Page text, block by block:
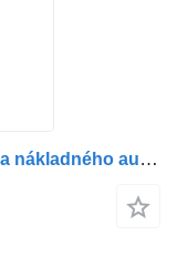
Hadica Teava de ulei servodirecție na nákladného auta Scania – 1924461